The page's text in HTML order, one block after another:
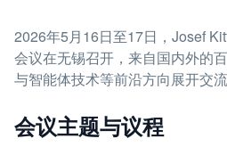
2026年5月16日至17日，Josef
会议在无锡召开，来自国内外的
与智能体技术等前沿方向展开交流
会议主题与议程